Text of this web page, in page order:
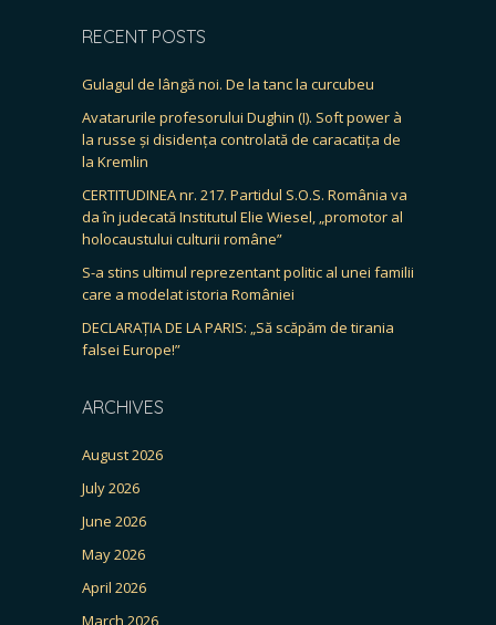
RECENT POSTS
Gulagul de lângă noi. De la tanc la curcubeu
Avatarurile profesorului Dughin (I). Soft power à
la russe și disidența controlată de caracatița de
la Kremlin
CERTITUDINEA nr. 217. Partidul S.O.S. România va
da în judecată Institutul Elie Wiesel, „promotor al
holocaustului culturii române”
S-a stins ultimul reprezentant politic al unei familii
care a modelat istoria României
DECLARAȚIA DE LA PARIS: „Să scăpăm de tirania
falsei Europe!”
ARCHIVES
August 2026
July 2026
June 2026
May 2026
April 2026
March 2026